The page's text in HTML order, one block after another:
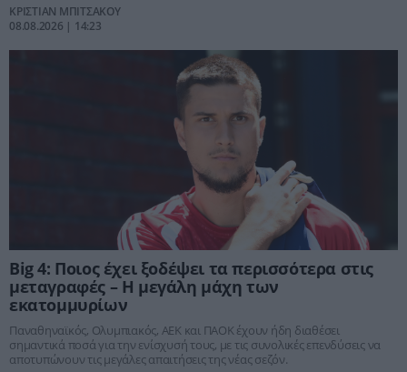
ΚΡΙΣΤΙΑΝ ΜΠΙΤΣΑΚΟΥ
08.08.2026 | 14:23
Big 4: Ποιος έχει ξοδέψει τα περισσότερα στις
μεταγραφές – Η μεγάλη μάχη των
εκατομμυρίων
Παναθηναϊκός, Ολυμπιακός, ΑΕΚ και ΠΑΟΚ έχουν ήδη διαθέσει
σημαντικά ποσά για την ενίσχυσή τους, με τις συνολικές επενδύσεις να
αποτυπώνουν τις μεγάλες απαιτήσεις της νέας σεζόν.